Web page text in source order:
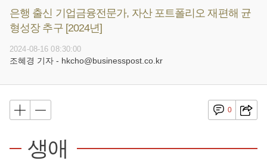
은행 출신 기업금융전문가, 자산 포트폴리오 재편해 균
형성장 추구 [2024년]
2024-08-16 08:30:00
조혜경 기자 - hkcho@businesspost.co.kr
0
생애